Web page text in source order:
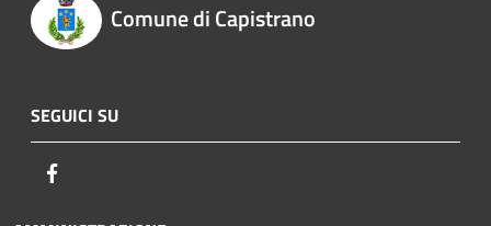
Comune di Capistrano
SEGUICI SU